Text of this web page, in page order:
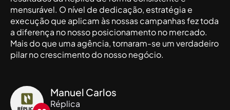
mensurável. O nível de dedicação, estratégia e
execução que aplicam às nossas campanhas fez toda
a diferença no nosso posicionamento no mercado.
Mais do que uma agência, tornaram-se um verdadeiro
pilar no crescimento do nosso negócio.
Manuel Carlos
Réplica